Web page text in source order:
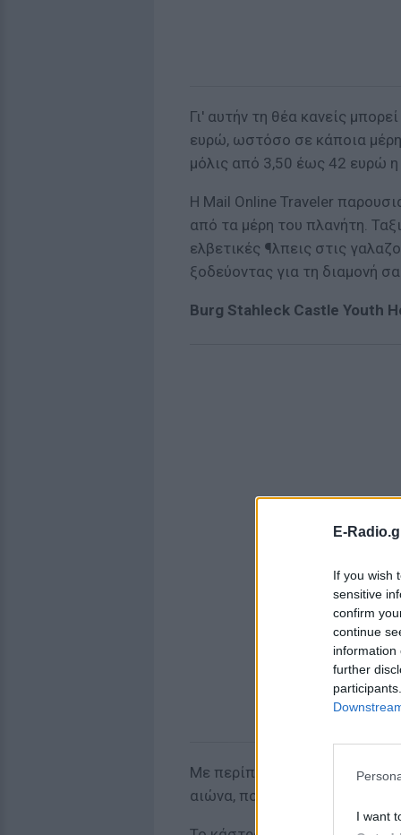
E-
If you wish
sensitive
confirm
continue
information
further
I want
Γι' αυτήν τη θέα κανείς
ευρώ, ωστόσο σε κάποια μέρη
μόλις από 3,50 έως 42 ευρώ η
Η Mail Online Traveler
από τα μέρη του πλανήτη.
ελβετικές ¶λπεις στις
ξοδεύοντας για τη διαμονή
Burg Stahleck Castle Youth
Με περίπου 21 ευρώ μπορείτε
αιώνα, που δεσπόζει στην